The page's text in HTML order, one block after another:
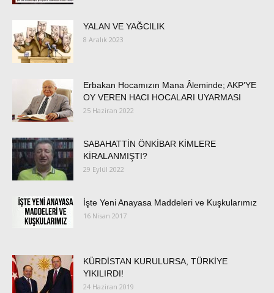
YALAN VE YAĞCILIK
8 Aralık 2023
Erbakan Hocamızın Mana Âleminde; AKP’YE
OY VEREN HACI HOCALARI UYARMASI
25 Haziran 2022
SABAHATTİN ÖNKİBAR KİMLERE
KİRALANMIŞTI?
29 Eylül 2022
İşte Yeni Anayasa Maddeleri ve Kuşkularımız
16 Nisan 2017
KÜRDİSTAN KURULURSA, TÜRKİYE
YIKILIRDI!
24 Haziran 2019